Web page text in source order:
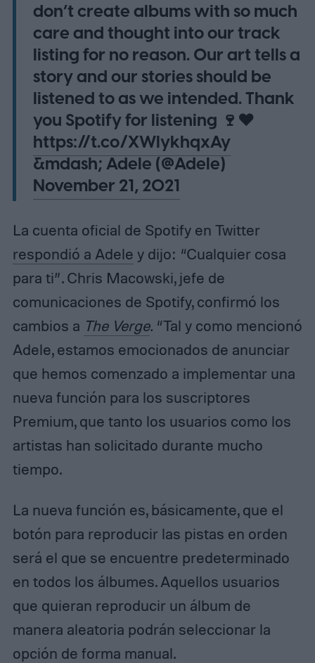
don’t create albums with so much
care and thought into our track
listing for no reason. Our art tells a
story and our stories should be
listened to as we intended. Thank
you Spotify for listening 🍷♥️
https://t.co/XWlykhqxAy
&mdash; Adele (@Adele)
November 21, 2021
La cuenta oficial de Spotify en Twitter
respondió a Adele y dijo: “Cualquier cosa
para ti”. Chris Macowski, jefe de
comunicaciones de Spotify, confirmó los
cambios a The Verge.“Tal y como mencionó
Adele, estamos emocionados de anunciar
que hemos comenzado a implementar una
nueva función para los suscriptores
Premium, que tanto los usuarios como los
artistas han solicitado durante mucho
tiempo.
La nueva función es, básicamente, que el
botón para reproducir las pistas en orden
será el que se encuentre predeterminado
en todos los álbumes. Aquellos usuarios
que quieran reproducir un álbum de
manera aleatoria podrán seleccionar la
opción de forma manual.